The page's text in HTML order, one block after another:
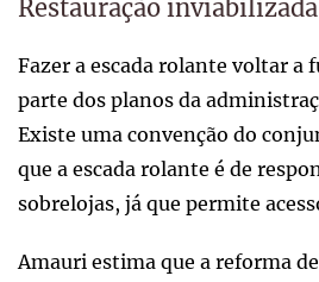
Restauração inviabilizada
Fazer a escada rolante voltar a
parte dos planos da
Existe uma convenção do
que a escada rolante é de
sobrelojas, já que permite
Amauri estima que a reforma